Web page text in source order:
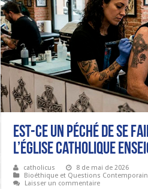
Est-ce un péché de se
l’Église catholique
catholicus
8 de mai de 2026
Bioéthique et Questions
Laisser un commentaire